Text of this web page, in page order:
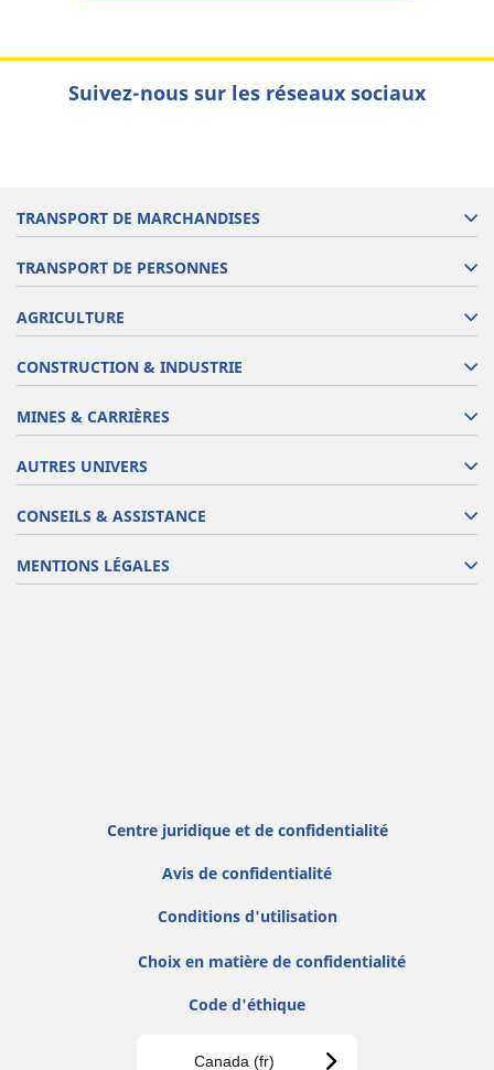
Suivez-nous sur les réseaux sociaux
TRANSPORT DE MARCHANDISES
TRANSPORT DE PERSONNES
AGRICULTURE
CONSTRUCTION & INDUSTRIE
MINES & CARRIÈRES
AUTRES UNIVERS
CONSEILS & ASSISTANCE
MENTIONS LÉGALES
Centre juridique et de confidentialité
Avis de confidentialité
Conditions d'utilisation
Choix en matière de confidentialité
Code d'éthique
Canada (fr)